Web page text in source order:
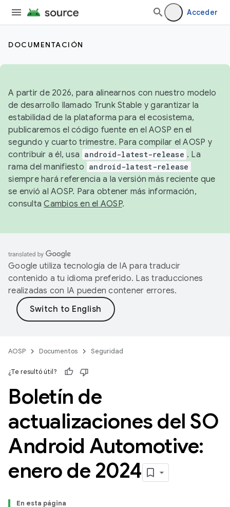
Acceder
DOCUMENTACIÓN
A partir de 2026, para alinearnos con nuestro modelo
de desarrollo llamado Trunk Stable y garantizar la
estabilidad de la plataforma para el ecosistema,
publicaremos el código fuente en el AOSP en el
segundo y cuarto trimestre. Para compilar el AOSP y
contribuir a él, usa android-latest-release . La
rama del manifiesto android-latest-release
siempre hará referencia a la versión más reciente que
se envió al AOSP. Para obtener más información,
consultaCambios en el AOSP.
Google utiliza tecnología de IA para traducir
contenido a tu idioma preferido. Las traducciones
realizadas con IA pueden contener errores.
AOSP Documentos Seguridad
¿Te resultó útil?
Boletín de
actualizaciones del SO
Android Automotive:
enero de 2024
En esta página